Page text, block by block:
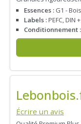
Essences : G1 -
Labels :PEFC, DIN +
Conditionnement :
Écrire un avis